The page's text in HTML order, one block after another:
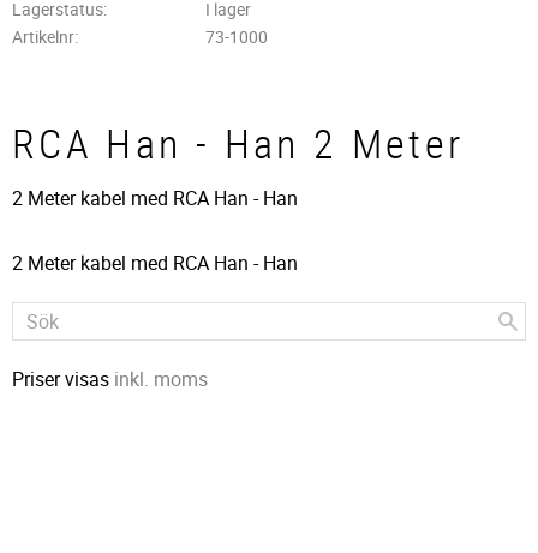
Lagerstatus
I lager
Artikelnr
73-1000
RCA Han - Han 2 Meter
2 Meter kabel med RCA Han - Han
2 Meter kabel med RCA Han - Han
Priser visas inkl. moms